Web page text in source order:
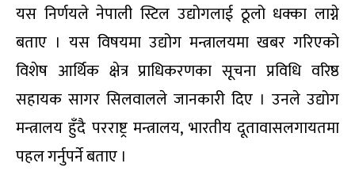
यस निर्णयले नेपाली स्टिल उद्योगलाई ठूलो धक्का लाग्ने
बताए । यस विषयमा उद्योग मन्त्रालयमा खबर गरिएको
विशेष आर्थिक क्षेत्र प्राधिकरणका सूचना प्रविधि वरिष्ठ
सहायक सागर सिलवालले जानकारी दिए । उनले उद्योग
मन्त्रालय हुँदै परराष्ट्र मन्त्रालय, भारतीय दूतावासलगायतमा
पहल गर्नुपर्ने बताए ।